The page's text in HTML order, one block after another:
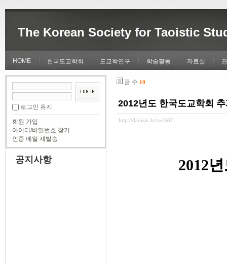
The Korean Society for Taoistic
HOME 한국도교학회 도교학연구 학술활동 자료실
로그인 유지
회원 가입
아이디/비밀번호 찾기
인증 메일 재발송
공지사항
글 수 10
2012년도 한국도교학회
http://daoism.kr/xe/582
2012